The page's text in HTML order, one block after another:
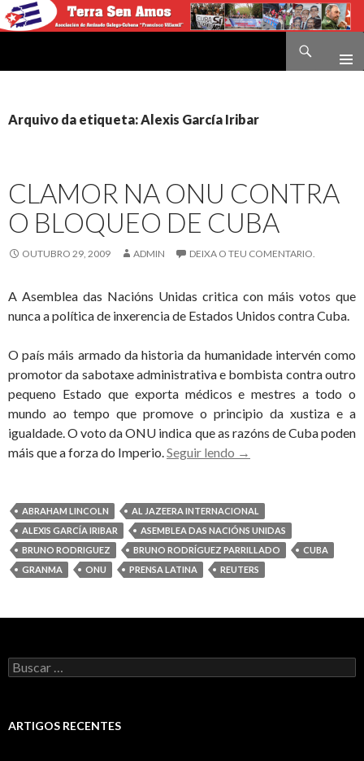
Arquivo da etiqueta: Alexis García Iribar
CLAMOR NA ONU CONTRA
O BLOQUEO DE CUBA
OUTUBRO 29, 2009 ADMIN DEIXA O TEU COMENTARIO.
A Asemblea das Nacións Unidas critica con máis votos que
nunca a política de inxerencia de Estados Unidos contra Cuba.
O país máis armado da historia da humanidade intervén como
promotor da sabotaxe administrativa e bombista contra outro
pequeno Estado que exporta médicos e mestres a todo o
mundo ao tempo que promove o principio da xustiza e a
igualdade. O voto da ONU indica que as razóns de Cuba poden
máis que a forza do Imperio.Seguir lendo Clamor
contra
o
bloqueo
de
→
ABRAHAM LINCOLN
AL JAZEERA INTERNACIONAL
ALEXIS GARCÍA IRIBAR
ASEMBLEA DAS NACIÓNS UNIDAS
BRUNO RODRIGUEZ
BRUNO RODRÍGUEZ PARRILLADO
CUBA
GRANMA
ONU PRENSA LATINA REUTERS
Buscar:
ARTIGOS RECENTES